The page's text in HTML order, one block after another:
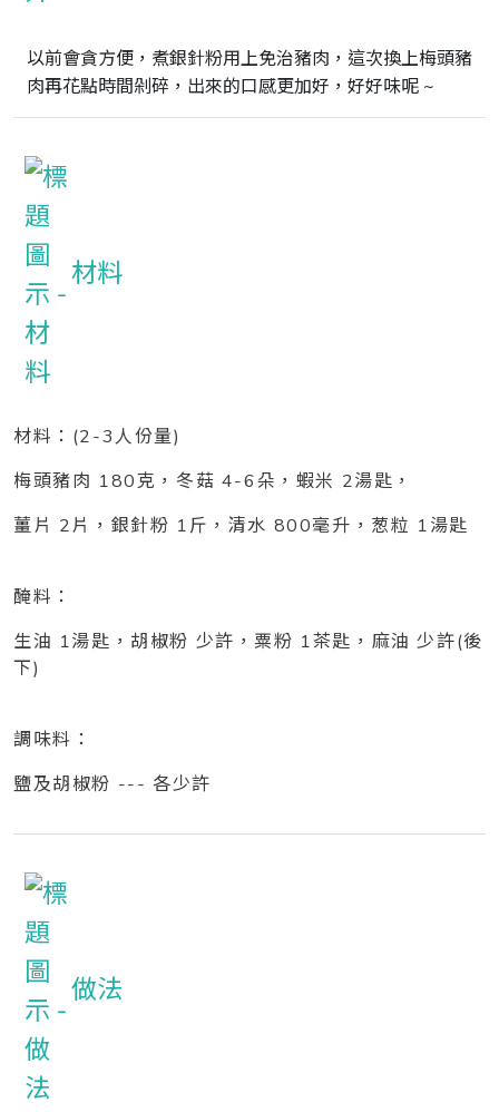
以前會貪方便，煮銀針粉用上免治豬肉，這次換上梅頭豬
肉再花點時間剁碎，出來的口感更加好，好好味呢 ~
材料
材料：(2-3人份量)
梅頭豬肉 180克，冬菇 4-6朵，蝦米 2湯匙，
薑片 2片，銀針粉 1斤，清水 800毫升，葱粒 1湯匙
醃料：
生油 1湯匙，胡椒粉 少許，粟粉 1茶匙，麻油 少許(後
下)
調味料：
鹽及胡椒粉 --- 各少許
做法